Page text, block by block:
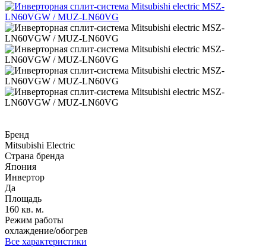
Бренд
Mitsubishi Electric
Страна бренда
Япония
Инвертор
Да
Площадь
160 кв. м.
Режим работы
охлаждение/обогрев
Все характеристики